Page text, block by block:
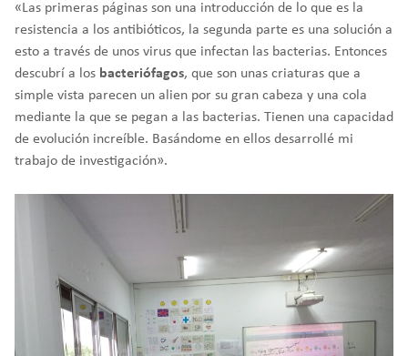
«Las primeras páginas son una introducción de lo que es la
resistencia a los antibióticos, la segunda parte es una solución a
esto a través de unos virus que infectan las bacterias. Entonces
descubrí a los bacteriófagos, que son unas criaturas que a
simple vista parecen un alien por su gran cabeza y una cola
mediante la que se pegan a las bacterias. Tienen una capacidad
de evolución increíble. Basándome en ellos desarrollé mi
trabajo de investigación».